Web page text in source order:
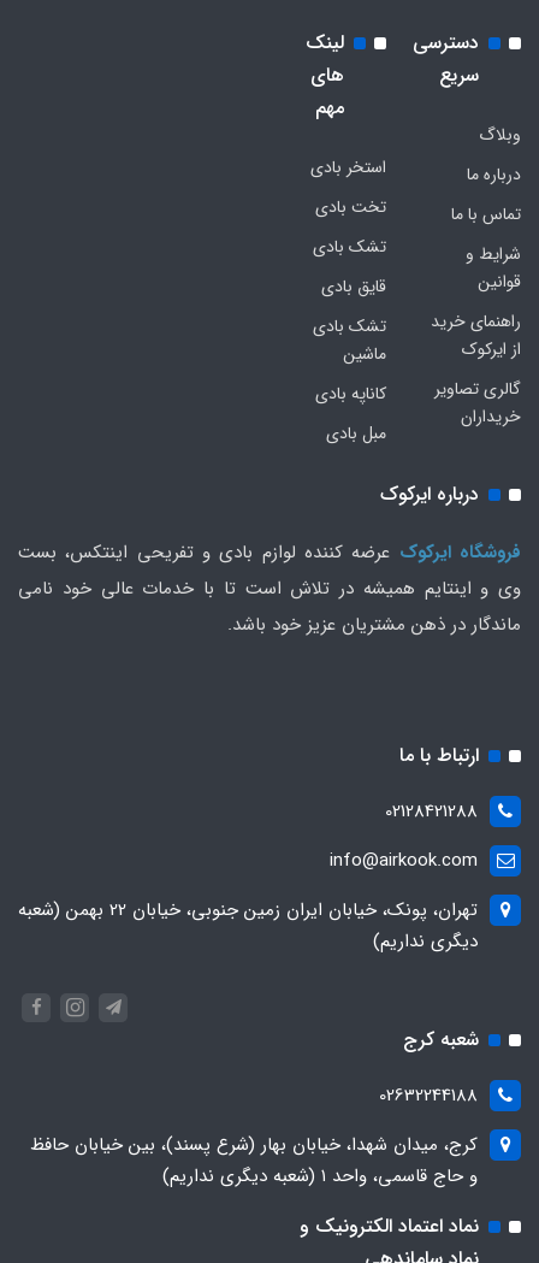
دسترسی
سریع
وبلاگ
درباره ما
تماس با ما
شرایط و
قوانین
راهنمای خرید
از ایرکوک
گالری تصاویر
خریداران
لینک
های
مهم
استخر بادی
تخت بادی
تشک بادی
قایق بادی
تشک بادی
ماشین
کاناپه بادی
مبل بادی
درباره ایرکوک
فروشگاه ایرکوک عرضه کننده لوازم بادی و تفریحی اینتکس، بست
وی و اینتایم همیشه در تلاش است تا با خدمات عالی خود نامی
ماندگار در ذهن مشتریان عزیز خود باشد.
ارتباط با ما
02128421288
info@airkook.com
تهران، پونک، خیابان ایران زمین جنوبی، خیابان 22 بهمن (شعبه
دیگری نداریم)
شعبه کرج
02632244188
کرج، میدان شهدا، خیابان بهار (شرع پسند)، بین خیابان حافظ
و حاج قاسمی، واحد ۱ (شعبه دیگری نداریم)
نماد اعتماد الکترونیک و